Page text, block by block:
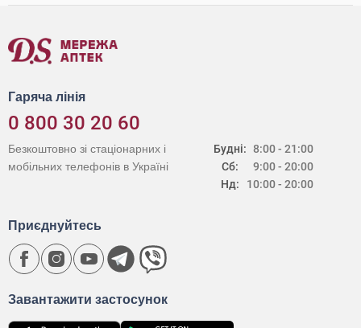
Гаряча лінія
0 800 30 20 60
Будні:
Сб:
Нд:
8:00 - 21:00
9:00 - 20:00
10:00 - 20:00
Безкоштовно зі стаціонарних і
мобільних телефонів в Україні
Завантажити застосунок
Приєднуйтесь